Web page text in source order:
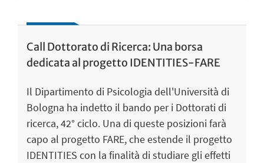
Call Dottorato di Ricerca: Una borsa
dedicata al progetto IDENTITIES-FARE
Il Dipartimento di Psicologia dell'Università di
Bologna ha indetto il bando per i Dottorati di
ricerca, 42° ciclo. Una di queste posizioni farà
capo al progetto FARE, che estende il progetto
IDENTITIES con la finalità di studiare gli effetti